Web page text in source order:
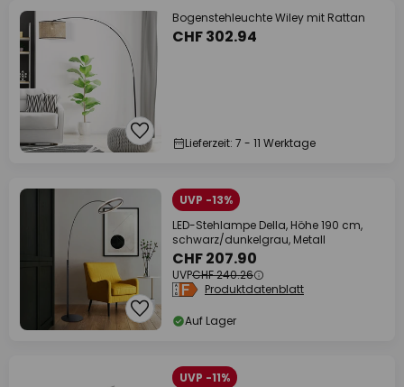
Bogenstehleuchte Wiley mit Rattan
CHF 302.94
Lieferzeit: 7 - 11 Werktage
UVP -13%
LED-Stehlampe Della, Höhe 190 cm,
schwarz/dunkelgrau, Metall
CHF 207.90
UVPCHF 240.26
Produktdatenblatt
Auf Lager
UVP -11%